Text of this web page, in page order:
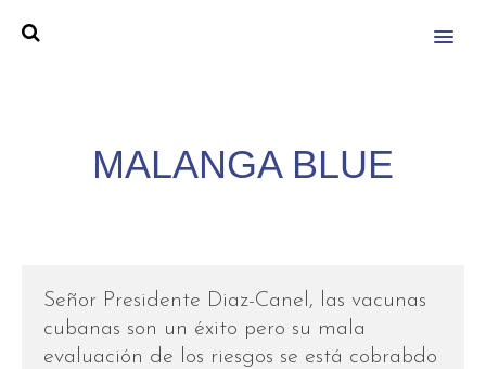
MENU
MALANGA BLUE
Señor Presidente Diaz-Canel, las vacunas
cubanas son un éxito pero su mala
evaluación de los riesgos se está cobrabdo